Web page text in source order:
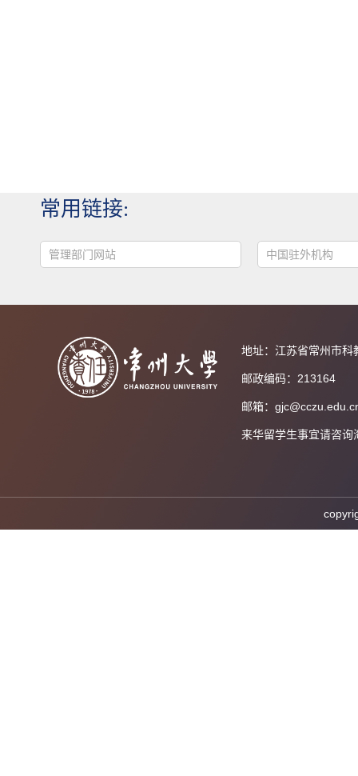
常用链接:
管理部门网站 中国驻外机构
地址：江苏省常州市科
邮政编码：213164
邮箱：
来华留学生事宜请咨